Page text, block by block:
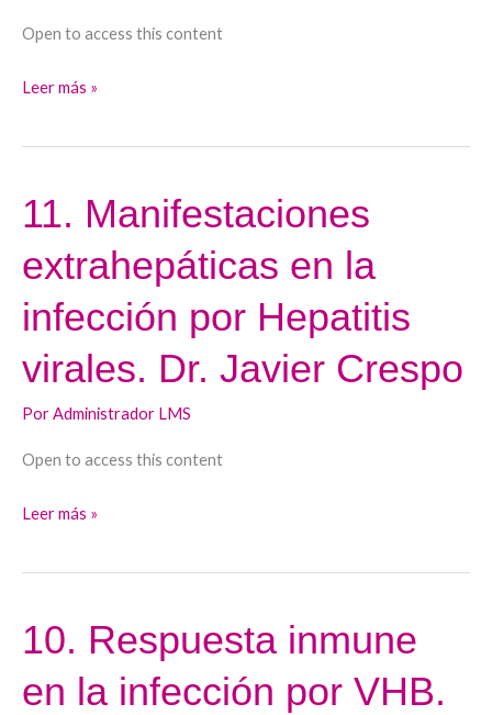
Open to access this content
VHB.
Leer más »
11. Manifestaciones
extrahepáticas en la
infección por Hepatitis
virales. Dr. Javier Crespo
PorAdministrador LMS
Open to access this content
11.
Manifestaciones
extrahepáticas
infección
por
Hepatitis
Dr.
Leer más »
10. Respuesta inmune
en la infección por VHB.
10.
Respuesta
inmune